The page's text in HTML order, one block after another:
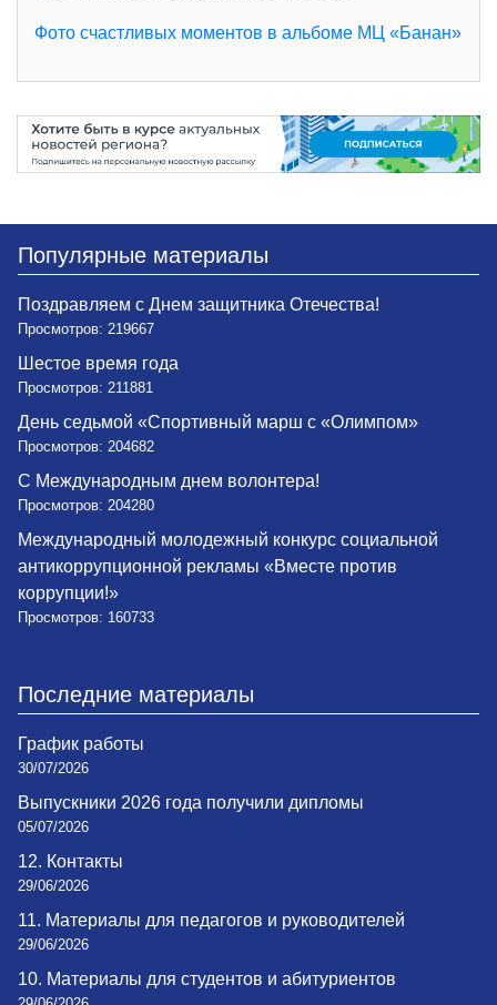
Фото счастливых моментов в альбоме МЦ «Банан»
Популярные материалы
Поздравляем с Днем защитника Отечества!
Просмотров: 219667
Шестое время года
Просмотров: 211881
День седьмой «Спортивный марш с «Олимпом»
Просмотров: 204682
С Международным днем волонтера!
Просмотров: 204280
Международный молодежный конкурс социальной
антикоррупционной рекламы «Вместе против
коррупции!»
Просмотров: 160733
Последние материалы
График работы
30/07/2026
Выпускники 2026 года получили дипломы
05/07/2026
12. Контакты
29/06/2026
11. Материалы для педагогов и руководителей
29/06/2026
10. Материалы для студентов и абитуриентов